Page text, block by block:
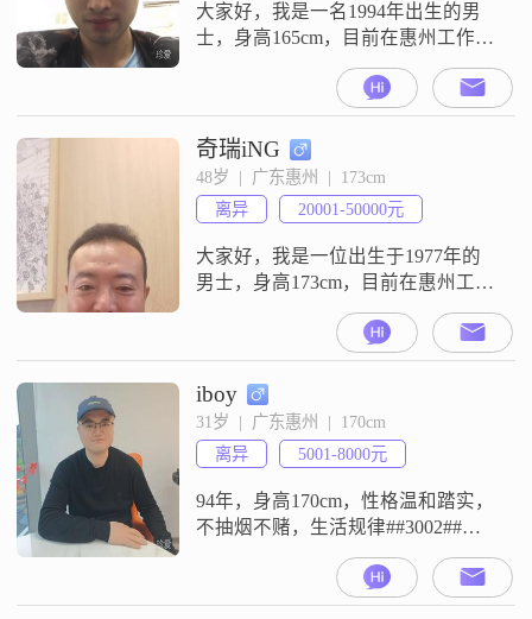
大家好，我是一名1994年出生的男
士，身高165cm，目前在惠州工作
##3002##我的月收入在20001到
50000元之间，拥有硕士学历
##3002##我性格上责任感强，乐观
积极，随和易相处，真诚可靠，非
常重视家庭，努力在工作与生活之
间找到平衡##3002##我喜欢规划未
来，注重生活品质，平时喜欢阅读
和写作，通过这些
奇瑞iNG
48岁  |  广东惠州  |  173cm
离异
20001-50000元
大家好，我是一位出生于1977年的
男士，身高173cm，目前在惠州工作
##3002##我的月收入在20001到
50000元之间，拥有大学本科学历
##3002##我性格稳重可靠，幽默风
趣，自信果断，外向健谈##3002##
在生活和工作中，我总是充满责任
感，乐观积极，对待事物耐心包容
##3002##我认为成熟稳重是非常重
要
iboy
31岁  |  广东惠州  |  170cm
离异
5001-8000元
94年，身高170cm，性格温和踏实，
不抽烟不赌，生活规律##3002##目
前在一家制造企业做品质管控，工
作稳定##3002##家里在惠城区有多
套自住房，无贷款，也有一辆代步